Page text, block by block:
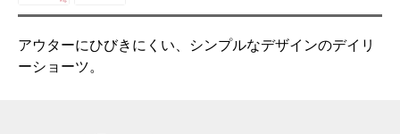
アウターにひびきにくい、シンプルなデザインのデイリ
ーショーツ。